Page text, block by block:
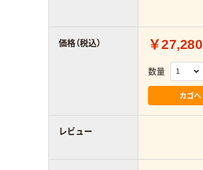
￥27,280
数量
カゴへ
価格（税込）
レビュー